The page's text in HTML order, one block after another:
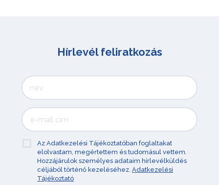
Hírlevél feliratkozás
Az Adatkezelési Tájékoztatóban foglaltakat
elolvastam, megértettem és tudomásul vettem.
Hozzájárulok személyes adataim hírlevélküldés
céljából történő kezeléséhez. Adatkezelési
Tájékoztató